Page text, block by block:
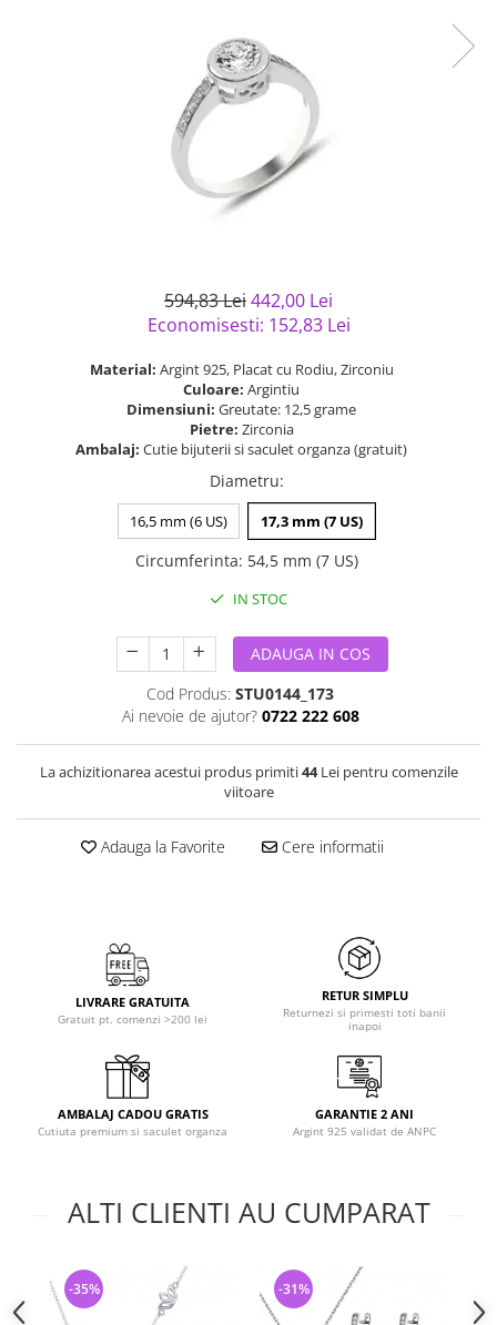
Bijuterii argint placat cu aur
Bijuterii argint cu diverse
Bijuterii argint cu murano
Casete si cutii de bijuterii
Solutii si lavete de curatare
594,83 Lei442,00 Lei
Economisesti: 152,83 Lei
Material: Argint 925, Placat cu Rodiu, Zirconiu
Culoare: Argintiu
Dimensiuni: Greutate: 12,5 grame
Pietre: Zirconia
Ambalaj: Cutie bijuterii si saculet organza (gratuit)
Diametru:
16,5 mm (6 US) 17,3 mm (7 US)
Circumferinta: 54,5 mm (7 US)
IN STOC
ADAUGA IN COS
Cod Produs: STU0144_173
Ai nevoie de ajutor? 0722 222 608
La achizitionarea acestui produs primiti44Lei pentru comenzile
viitoare
Adauga la Favorite Cere informatii
LIVRARE GRATUITA
Gratuit pt. comenzi >200 lei
RETUR SIMPLU
Returnezi si primesti toti banii
inapoi
AMBALAJ CADOU GRATIS
Cutiuta premium si saculet organza
GARANTIE 2 ANI
Argint 925 validat de ANPC
ALTI CLIENTI AU CUMPARAT
-35% -31%